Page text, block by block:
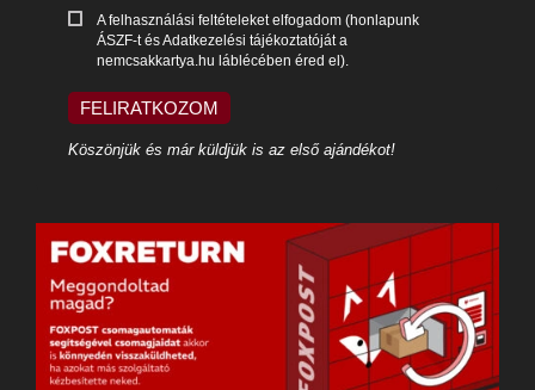
A felhasználási feltételeket elfogadom (honlapunk
ÁSZF-t és Adatkezelési tájékoztatóját a
nemcsakkartya.hu láblécében éred el).
FELIRATKOZOM
Köszönjük és már küldjük is az első ajándékot!